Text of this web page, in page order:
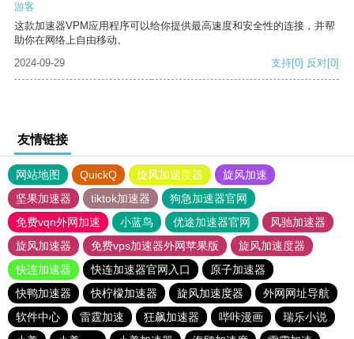
游客
这款加速器VPM应用程序可以给你提供最高速度和安全性的连接，并帮
助你在网络上自由移动。
2024-09-29
支持[0] 反对[0]
友情链接
网站地图 QuickQ 旋风加速度器
旋风加速
坚果加速器
tiktok加速器
狗急加速器官网
免费vqn外网加速
小蓝鸟 优途加速器官网
风驰加速器
旋风加速器
免费vps加速器外网苹果版
旋风加速度器
快连加速器
快连加速器官网入口
原子加速器
快鸭加速器
快柠檬加速器 旋风加速度器
外网网址导航
软件中心
雷霆加速 狂飙加速器 哔咔漫画
瑞乐小说